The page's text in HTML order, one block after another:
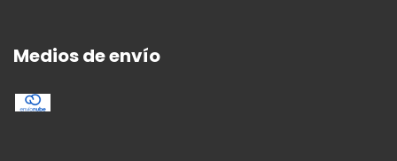
Medios de envío